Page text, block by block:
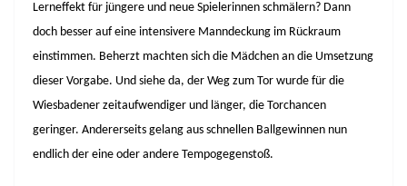
Lerneffekt für jüngere und neue Spielerinnen schmälern? Dann
doch besser auf eine intensivere Manndeckung im Rückraum
einstimmen. Beherzt machten sich die Mädchen an die Umsetzung
dieser Vorgabe. Und siehe da, der Weg zum Tor wurde für die
Wiesbadener zeitaufwendiger und länger, die Torchancen
geringer. Andererseits gelang aus schnellen Ballgewinnen nun
endlich der eine oder andere Tempogegenstoß.